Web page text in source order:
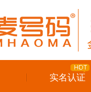
实名认证